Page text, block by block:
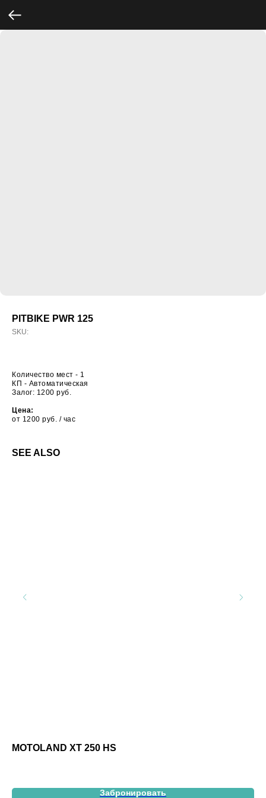
PITBIKE PWR 125
SKU:
Количество мест - 1
КП - Автоматическая
Залог: 1200 руб.
Цена:
от 1200 руб. / час
SEE ALSO
MOTOLAND XT 250 HS
Забронировать